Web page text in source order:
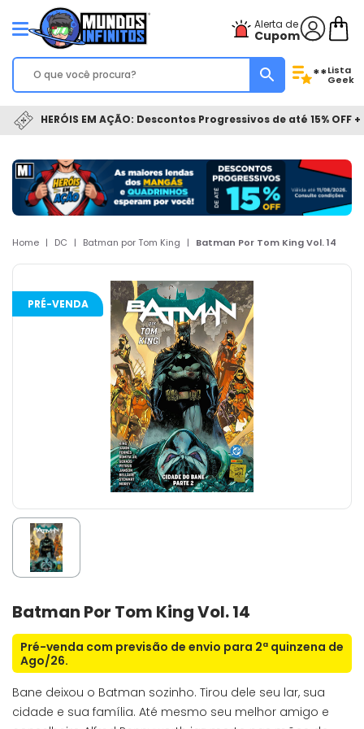
Alerta de
Cupom
**Lista
Geek
HERÓIS EM AÇÃO: Descontos Progressivos de até 15% OFF
Home | DC | Batman por Tom King | Batman Por Tom King Vol. 14
PRÉ-VENDA
Batman Por Tom King Vol. 14
Pré-venda com previsão de envio para 2ª quinzena de
Ago/26.
Bane deixou o Batman sozinho. Tirou dele seu lar, sua
cidade e sua família. Até mesmo seu melhor amigo e